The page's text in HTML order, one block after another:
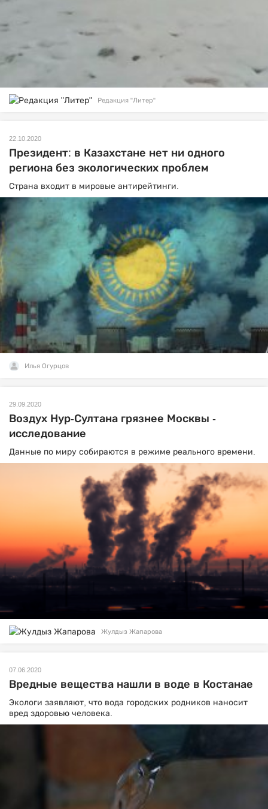
Редакция "Литер"
22.10.2020
Президент: в Казахстане нет ни одного
региона без экологических проблем
Страна входит в мировые антирейтинги.
Илья Огурцов
29.09.2020
Воздух Нур-Султана грязнее Москвы -
исследование
Данные по миру собираются в режиме реального времени.
Жулдыз Жапарова
07.06.2020
Вредные вещества нашли в воде в Костанае
Экологи заявляют, что вода городских родников наносит
вред здоровью человека.